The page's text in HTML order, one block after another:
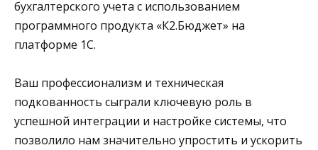
бухгалтерского учета с использованием
программного продукта «К2.Бюджет» на
платформе 1С.
Ваш профессионализм и техническая
подкованность сыграли ключевую роль в
успешной интеграции и настройке системы, что
позволило нам значительно упростить и ускорить